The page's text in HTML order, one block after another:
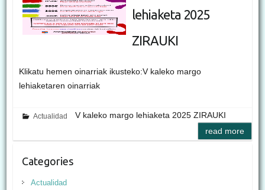
lehiaketa 2025
ZIRAUKI
Klikatu hemen oinarriak ikusteko:V kaleko margo
lehiaketaren oinarriak
Actualidad
V kaleko margo lehiaketa 2025 ZIRAUKI
read more
Categories
Actualidad